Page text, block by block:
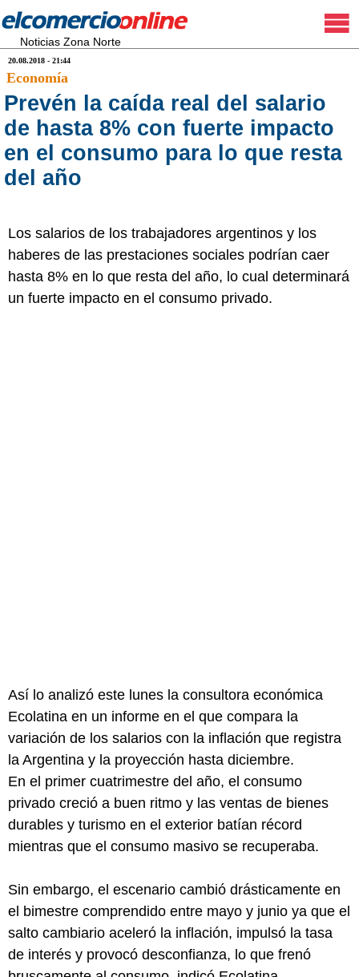
Noticias Zona Norte
20.08.2018 - 21:44
Economía
Prevén la caída real del salario
de hasta 8% con fuerte impacto
en el consumo para lo que resta
del año
Los salarios de los trabajadores argentinos y los
haberes de las prestaciones sociales podrían caer
hasta 8% en lo que resta del año, lo cual determinará
un fuerte impacto en el consumo privado.
Así lo analizó este lunes la consultora económica
Ecolatina en un informe en el que compara la
variación de los salarios con la inflación que registra
la Argentina y la proyección hasta diciembre.
En el primer cuatrimestre del año, el consumo
privado creció a buen ritmo y las ventas de bienes
durables y turismo en el exterior batían récord
mientras que el consumo masivo se recuperaba.
Sin embargo, el escenario cambió drásticamente en
el bimestre comprendido entre mayo y junio ya que el
salto cambiario aceleró la inflación, impulsó la tasa
de interés y provocó desconfianza, lo que frenó